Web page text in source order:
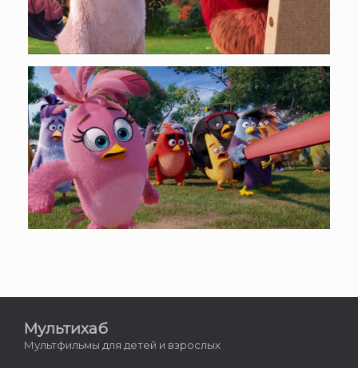
Мультихаб
Мультфильмы для детей и взрослых